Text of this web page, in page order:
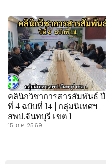
คลินิกวิชาการสารสัมพันธ์ ปี
ที่ 4 ฉบับที่ 14 | กลุ่มนิเทศฯ
สพป.จันทบุรี เขต 1
15 ก.ค 2569